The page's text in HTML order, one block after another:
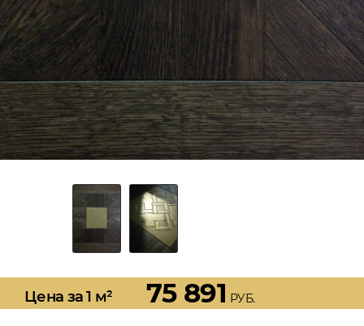
Цена за 1 м² 75 891 РУБ.